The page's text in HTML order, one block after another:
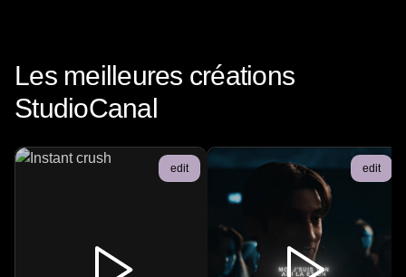
Les meilleures créations
StudioCanal
edit edit